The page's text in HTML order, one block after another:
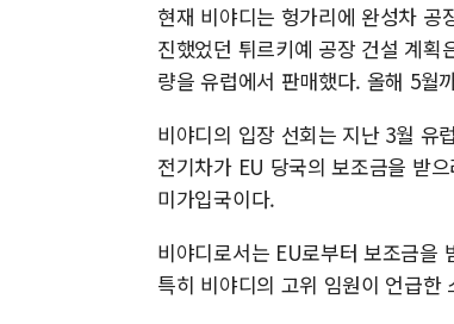
현재 비야디는 헝가리에 완성차
진했었던 튀르키예 공장 건설 계
량을 유럽에서 판매했다. 올해 5월
비야디의 입장 선회는 지난 3월 유
전기차가 EU 당국의 보조금을 받
미가입국이다.
비야디로서는 EU로부터 보조금을
특히 비야디의 고위 임원이 언급